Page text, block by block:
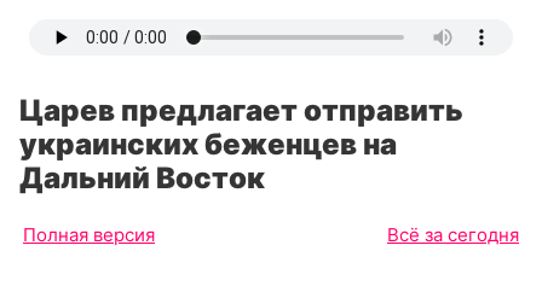
Царев предлагает отправить
украинских беженцев на
Дальний Восток
Полная версия Всё за сегодня